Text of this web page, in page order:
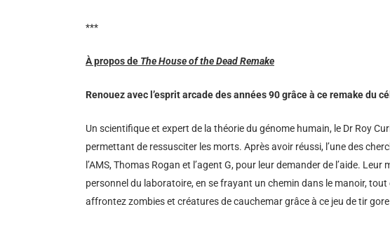
***
À propos de The House of the Dead Remake
Renouez avec l’esprit arcade des années 90 grâce à ce remake du
Un scientifique et expert de la théorie du génome humain, le Dr Roy
permettant de ressusciter les morts. Après avoir réussi, l’une des
l’AMS, Thomas Rogan et l’agent G, pour leur demander de l’aide.
personnel du laboratoire, en se frayant un chemin dans le manoir,
affrontez zombies et créatures de cauchemar grâce à ce jeu de tir